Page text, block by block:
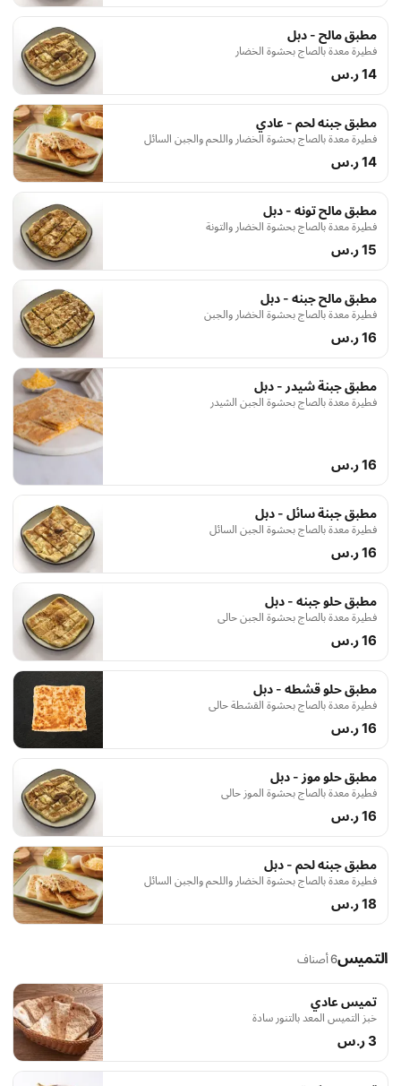
مطبق مالح - دبل
فطيرة معدة بالصاج بحشوة الخضار
14 ر.س
مطبق جبنه لحم - عادي
فطيرة معدة بالصاج بحشوة الخضار واللحم والجبن السائل
14 ر.س
مطبق مالح تونه - دبل
فطيرة معدة بالصاج بحشوة الخضار والتونة
15 ر.س
مطبق مالح جبنه - دبل
فطيرة معدة بالصاج بحشوة الخضار والجبن
16 ر.س
مطبق جبنة شيدر - دبل
فطيرة معدة بالصاج بحشوة الجبن الشيدر
16 ر.س
مطبق جبنة سائل - دبل
فطيرة معدة بالصاج بحشوة الجبن السائل
16 ر.س
مطبق حلو جبنه - دبل
فطيرة معدة بالصاج بحشوة الجبن حالي
16 ر.س
مطبق حلو قشطه - دبل
فطيرة معدة بالصاج بحشوة القشطة حالي
16 ر.س
مطبق حلو موز - دبل
فطيرة معدة بالصاج بحشوة الموز حالي
16 ر.س
مطبق جبنه لحم - دبل
فطيرة معدة بالصاج بحشوة الخضار واللحم والجبن السائل
18 ر.س
التميس6 أصناف
تميس عادي
خبز التميس المعد بالتنور سادة
3 ر.س